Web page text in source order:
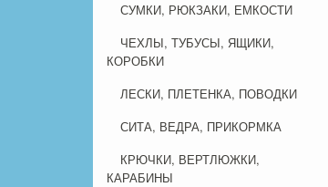
СУМКИ, РЮКЗАКИ, ЕМКОСТИ
ЧЕХЛЫ, ТУБУСЫ, ЯЩИКИ,
КОРОБКИ
ЛЕСКИ, ПЛЕТЕНКА, ПОВОДКИ
СИТА, ВЕДРА, ПРИКОРМКА
КРЮЧКИ, ВЕРТЛЮЖКИ,
КАРАБИНЫ